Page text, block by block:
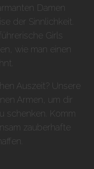
Damen
der Sinnlichkeit.
Girls
wie man einen
Auszeit? Unsere
Armen, um dir
schenken. Komm
zauberhafte